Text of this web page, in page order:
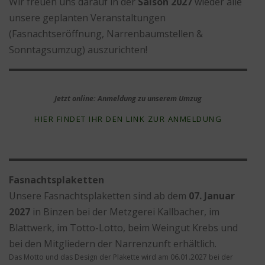
INFORMATIONEN DATENSCHUTZ IMPRESSSUM
unsere geplanten Veranstaltungen
(Fasnachtseröffnung, Narrenbaumstellen &
Sonntagsumzug) auszurichten!
Jetzt online: Anmeldung zu unserem Umzug
HIER FINDET IHR DEN LINK ZUR ANMELDUNG
Fasnachtsplaketten
Unsere Fasnachtsplaketten sind ab dem 07. Januar
2027 in Binzen bei der Metzgerei Kallbacher, im
Blattwerk, im Totto-Lotto, beim Weingut Krebs und
bei den Mitgliedern der Narrenzunft erhältlich.
Das Motto und das Design der Plakette wird am 06.01.2027 bei der